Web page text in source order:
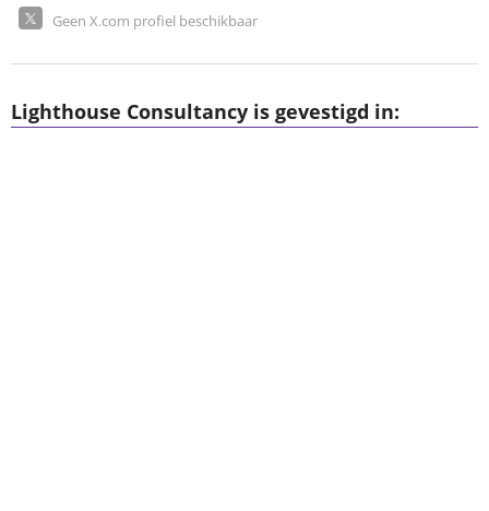
Geen X.com profiel beschikbaar
Lighthouse Consultancy is gevestigd in: